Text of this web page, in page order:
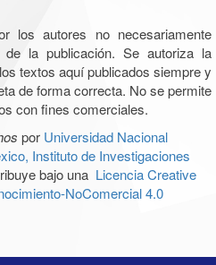
los autores no necesariamente
la publicación. Se autoriza la
textos aquí publicados siempre y
de forma correcta. No se permite
con fines comerciales.
por Universidad Nacional
Instituto de Investigaciones
bajo una Licencia Creative
NoComercial 4.0